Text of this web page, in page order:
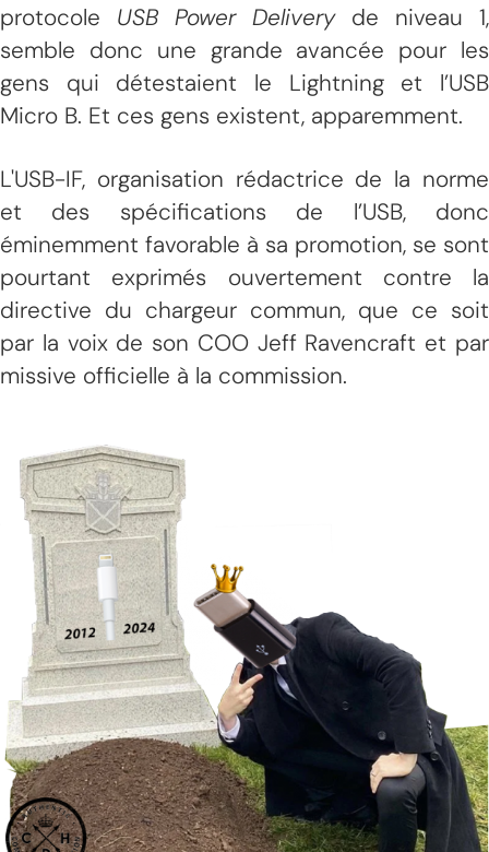
protocole USB Power Deliveryde niveau 1,
semble donc une grande avancée pour les
gens qui détestaient le Lightning et l’USB
Micro B. Et ces gens existent, apparemment.
L'USB-IF, organisation rédactrice de la norme
et des spécifications de l’USB, donc
éminemment favorable à sa promotion, se sont
pourtant exprimés ouvertement contre la
directive du chargeur commun, que ce soit
par la voix de son COO Jeff Ravencraft et par
missive officielle à la commission.